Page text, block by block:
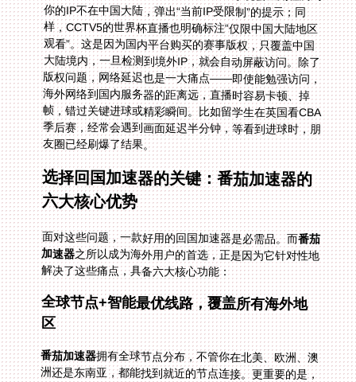
友圈已经刷爆了结果。
选择回国加速器的关键：番茄加速器的
六大核心优势
面对这些问题，一款好用的回国加速器是必需品。而番茄
加速器之所以成为海外用户的首选，正是因为它针对性地
解决了这些痛点，具备六大核心功能：
全球节点+智能最优线路，覆盖所有海外地
区
番茄加速器拥有全球节点分布，不管你在北美、欧洲、澳
洲还是东南亚，都能找到就近的节点连接。更重要的是，
它能智能推荐最优线路——系统会自动检测你的网络环
境，选择延迟最低、稳定性最高的线路，确保直播时不会
出现突然断连或卡顿的情况。比如在欧洲留学的你，想观